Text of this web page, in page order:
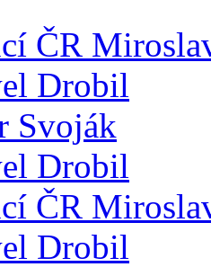
ČR
Drobil
Svoják
Drobil
ČR
Drobil